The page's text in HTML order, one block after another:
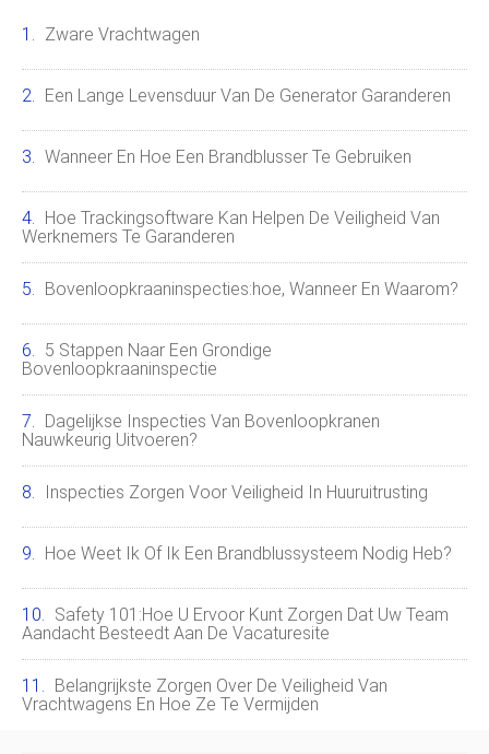
Zware Vrachtwagen
Een Lange Levensduur Van De Generator Garanderen
Wanneer En Hoe Een Brandblusser Te Gebruiken
Hoe Trackingsoftware Kan Helpen De Veiligheid Van
Werknemers Te Garanderen
Bovenloopkraaninspecties:hoe, Wanneer En Waarom?
5 Stappen Naar Een Grondige
Bovenloopkraaninspectie
Dagelijkse Inspecties Van Bovenloopkranen
Nauwkeurig Uitvoeren?
Inspecties Zorgen Voor Veiligheid In Huuruitrusting
Hoe Weet Ik Of Ik Een Brandblussysteem Nodig Heb?
Safety 101:hoe U Ervoor Kunt Zorgen Dat Uw Team
Aandacht Besteedt Aan De Vacaturesite
Belangrijkste Zorgen Over De Veiligheid Van
Vrachtwagens En Hoe Ze Te Vermijden